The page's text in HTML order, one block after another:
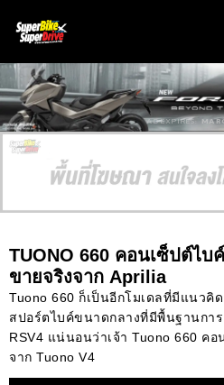
AD EXPIRES:
TUONO 660 คอนเซ็ปต์ไ
ขายจริงจาก Aprilia
Tuono 660 ก็เป็นอีกโมเดลที่มีแนวคิ
สปอร์ตไบค์ขนาดกลางที่มีพื้นฐานกา
RSV4 แน่นอนว่าเจ้า Tuono 660 ค
จาก Tuono V4